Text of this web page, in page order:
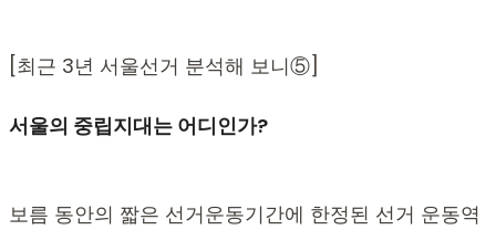
[최근 3년 서울선거 분석해 보니⑤]
서울의 중립지대는 어디인가?
보름 동안의 짧은 선거운동기간에 한정된 선거 운동역